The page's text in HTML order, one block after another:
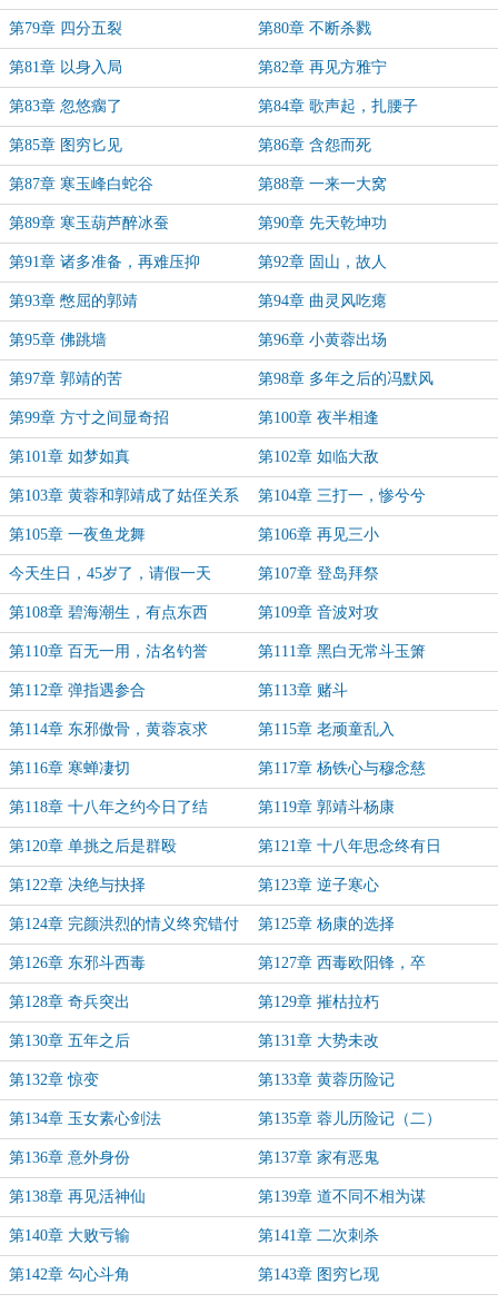
怕
第79章 四分五裂 第80章 不断杀戮
第81章 以身入局 第82章 再见方雅宁
第83章 忽悠瘸了 第84章 歌声起，扎腰子
第85章 图穷匕见 第86章 含怨而死
第87章 寒玉峰白蛇谷 第88章 一来一大窝
第89章 寒玉葫芦醉冰蚕 第90章 先天乾坤功
第91章 诸多准备，再难压抑 第92章 固山，故人
第93章 憋屈的郭靖 第94章 曲灵风吃瘪
第95章 佛跳墙 第96章 小黄蓉出场
第97章 郭靖的苦 第98章 多年之后的冯默风
第99章 方寸之间显奇招 第100章 夜半相逢
第101章 如梦如真 第102章 如临大敌
第103章 黄蓉和郭靖成了姑侄关系 第104章 三打一，惨兮兮
第105章 一夜鱼龙舞 第106章 再见三小
今天生日，45岁了，请假一天 第107章 登岛拜祭
第108章 碧海潮生，有点东西 第109章 音波对攻
第110章 百无一用，沽名钓誉 第111章 黑白无常斗玉箫
第112章 弹指遇参合 第113章 赌斗
第114章 东邪傲骨，黄蓉哀求 第115章 老顽童乱入
第116章 寒蝉凄切 第117章 杨铁心与穆念慈
第118章 十八年之约今日了结 第119章 郭靖斗杨康
第120章 单挑之后是群殴 第121章 十八年思念终有日
第122章 决绝与抉择 第123章 逆子寒心
第124章 完颜洪烈的情义终究错付
了
第125章 杨康的选择
第126章 东邪斗西毒 第127章 西毒欧阳锋，卒
第128章 奇兵突出 第129章 摧枯拉朽
第130章 五年之后 第131章 大势未改
第132章 惊变 第133章 黄蓉历险记
第134章 玉女素心剑法 第135章 蓉儿历险记（二）
第136章 意外身份 第137章 家有恶鬼
第138章 再见活神仙 第139章 道不同不相为谋
第140章 大败亏输 第141章 二次刺杀
第142章 勾心斗角 第143章 图穷匕现